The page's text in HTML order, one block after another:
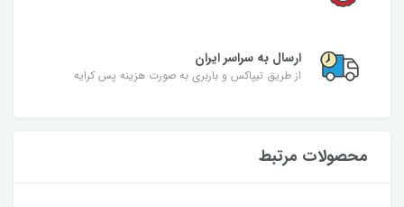
ارسال به سراسر ایران
از طریق تیپاکس و باربری به صورت هزینه پس کرایه
محصولات مرتبط